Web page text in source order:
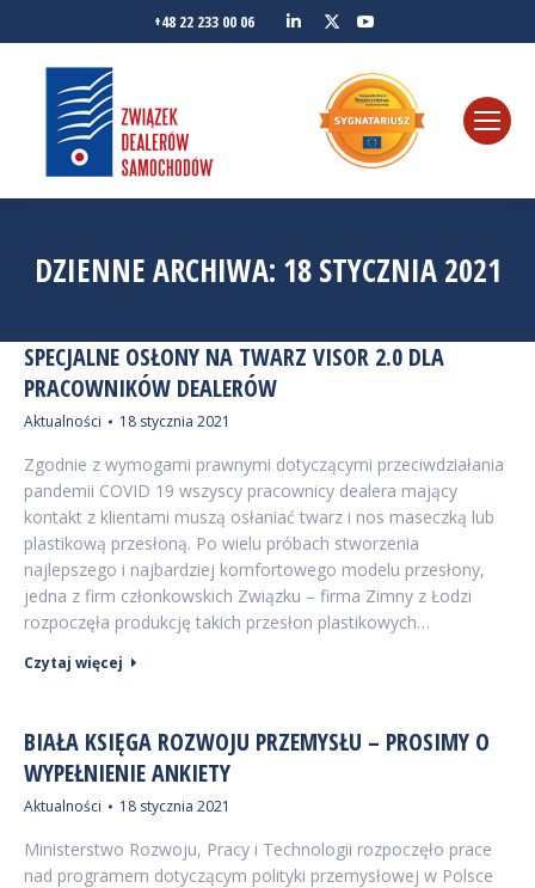
+48 22 233 00 06
Linkedin
Twitter
DZIENNE ARCHIWA: 18 STYCZNIA 2021
SPECJALNE OSŁONY NA TWARZ VISOR 2.0 DLA
PRACOWNIKÓW DEALERÓW
Aktualności 18 stycznia 2021
Zgodnie z wymogami prawnymi dotyczącymi przeciwdziałania
pandemii COVID 19 wszyscy pracownicy dealera mający
kontakt z klientami muszą osłaniać twarz i nos maseczką lub
plastikową przesłoną. Po wielu próbach stworzenia
najlepszego i najbardziej komfortowego modelu przesłony,
jedna z firm członkowskich Związku – firma Zimny z Łodzi
rozpoczęła produkcję takich przesłon plastikowych…
Czytaj więcej
BIAŁA KSIĘGA ROZWOJU PRZEMYSŁU – PROSIMY O
WYPEŁNIENIE ANKIETY
Aktualności 18 stycznia 2021
Ministerstwo Rozwoju, Pracy i Technologii rozpoczęło prace
nad programem dotyczącym polityki przemysłowej w Polsce